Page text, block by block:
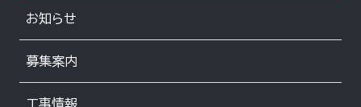
お知らせ
募集案内
工事情報